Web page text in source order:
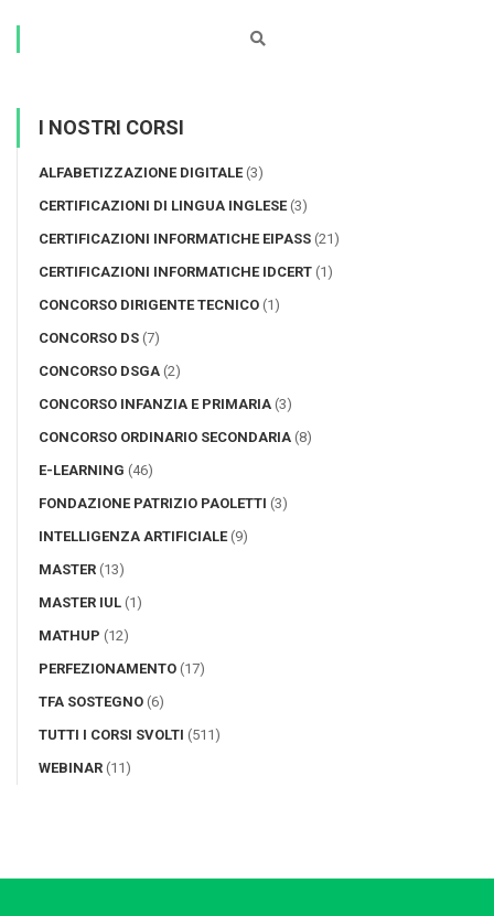
I NOSTRI CORSI
ALFABETIZZAZIONE DIGITALE (3)
CERTIFICAZIONI DI LINGUA INGLESE (3)
CERTIFICAZIONI INFORMATICHE EIPASS (21)
CERTIFICAZIONI INFORMATICHE IDCERT (1)
CONCORSO DIRIGENTE TECNICO (1)
CONCORSO DS (7)
CONCORSO DSGA (2)
CONCORSO INFANZIA E PRIMARIA (3)
CONCORSO ORDINARIO SECONDARIA (8)
E-LEARNING (46)
FONDAZIONE PATRIZIO PAOLETTI (3)
INTELLIGENZA ARTIFICIALE (9)
MASTER (13)
MASTER IUL (1)
MATHUP (12)
PERFEZIONAMENTO (17)
TFA SOSTEGNO (6)
TUTTI I CORSI SVOLTI (511)
WEBINAR (11)